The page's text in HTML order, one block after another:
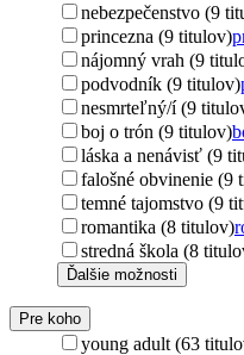
nebezpečenstvo (9
princezna (9 titulov)
nájomný vrah (9
podvodník (9 titulov)
nesmrteľný/í (9
boj o trón (9 titulov)
láska a nenávisť (9
falošné obvinenie (9
temné tajomstvo (9
romantika (8 titulov)
stredná škola (8
Ďalšie možnosti
Pre koho
young adult (63